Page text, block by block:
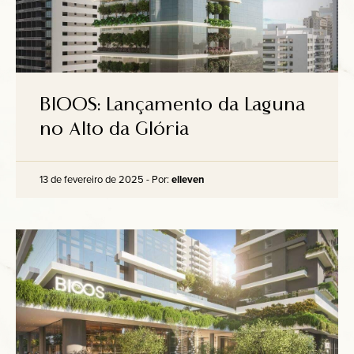
BIOOS: Lançamento da Laguna
no Alto da Glória
13 de fevereiro de 2025 - Por: elleven